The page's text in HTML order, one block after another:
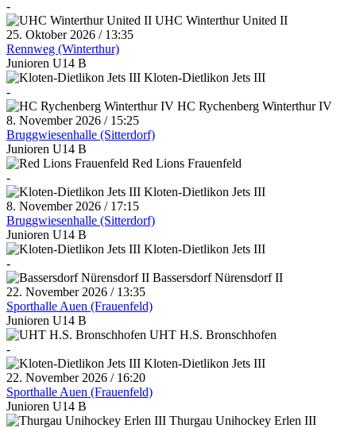
-
UHC Winterthur United II
25. Oktober 2026 / 13:35
Rennweg (Winterthur)
Junioren U14 B
Kloten-Dietlikon Jets III
-
HC Rychenberg Winterthur IV
8. November 2026 / 15:25
Bruggwiesenhalle (Sitterdorf)
Junioren U14 B
Red Lions Frauenfeld
-
Kloten-Dietlikon Jets III
8. November 2026 / 17:15
Bruggwiesenhalle (Sitterdorf)
Junioren U14 B
Kloten-Dietlikon Jets III
-
Bassersdorf Nürensdorf II
22. November 2026 / 13:35
Sporthalle Auen (Frauenfeld)
Junioren U14 B
UHT H.S. Bronschhofen
-
Kloten-Dietlikon Jets III
22. November 2026 / 16:20
Sporthalle Auen (Frauenfeld)
Junioren U14 B
Thurgau Unihockey Erlen III